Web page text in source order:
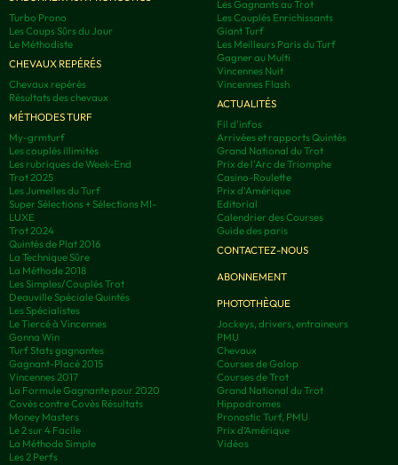
Turbo Prono
Les Coups Sûrs du Jour
Le Méthodiste
CHEVAUX REPÉRÉS
Chevaux repérés
Résultats des chevaux
MÉTHODES TURF
My-grmturf
Les couplés illimités
Les rubriques de Week-End
Trot 2025
Les Jumelles du Turf
Super Sélections + Sélections MI-
LUXE
Trot 2024
Quintés de Plat 2016
La Technique Sûre
La Méthode 2018
Les Simples/Couplés Trot
Deauville Spéciale Quintés
Les Spécialistes
Le Tiercé à Vincennes
Gonna Win
Turf Stats gagnantes
Gagnant-Placé 2015
Vincennes 2017
La Formule Gagnante pour 2020
Covès contre Covès Résultats
Money Masters
Le 2 sur 4 Facile
La Méthode Simple
Les 2 Perfs
Les Gagnants au Trot
Les Couplés Enrichissants
Giant Turf
Les Meilleurs Paris du Turf
Gagner au Multi
Vincennes Nuit
Vincennes Flash
ACTUALITÉS
Fil d'infos
Arrivées et rapports Quintés
Grand National du Trot
Prix de l'Arc de Triomphe
Casino-Roulette
Prix d'Amérique
Editorial
Calendrier des Courses
Guide des paris
CONTACTEZ-NOUS
ABONNEMENT
PHOTOTHÈQUE
Jockeys, drivers, entraineurs
PMU
Chevaux
Courses de Galop
Courses de Trot
Grand National du Trot
Hippodromes
Pronostic Turf, PMU
Prix d’Amérique
Vidéos